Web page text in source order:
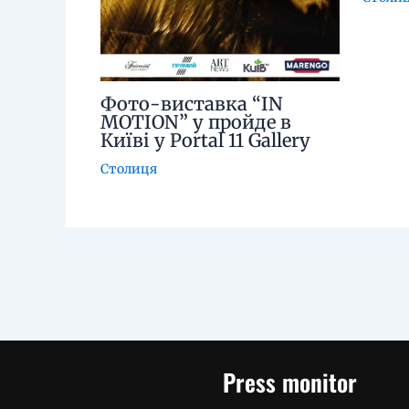
Фото-виставка “IN
MOTION” у пройде в
Київі у Portal 11 Gallery
Столиця
Press monitor